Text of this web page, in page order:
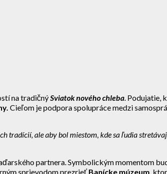
na tradičnýSviatok nového chleba .
. Cieľom je podpora spolupráce medzi
tradícií, ale aby bol miestom, kde sa ľudia
partnera. Symbolickým momentom
sprievodom prezrieťBanícke múzeum ,